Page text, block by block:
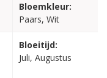
Bloemkleur:
Paars, Wit
Bloeitijd:
Juli, Augustus